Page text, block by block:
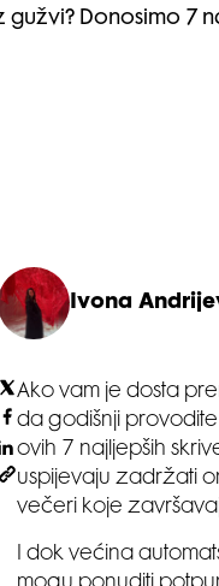
gužvi? Donosimo
Ivona
Ako vam je dosta
da godišnji
ovih 7 najljepših
uspijevaju zadržati
večeri koje
I dok većina